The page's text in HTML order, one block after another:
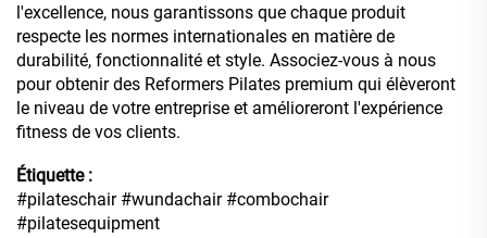
l'excellence, nous garantissons que chaque produit
respecte les normes internationales en matière de
durabilité, fonctionnalité et style. Associez-vous à nous
pour obtenir des Reformers Pilates premium qui élèveront
le niveau de votre entreprise et amélioreront l'expérience
fitness de vos clients.
Étiquette :
#pilateschair #wundachair #combochair
#pilatesequipment